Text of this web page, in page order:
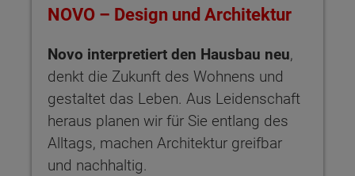
NOVO – Design und Architektur
Novo interpretiert den Hausbau neu,
denkt die Zukunft des Wohnens und
gestaltet das Leben. Aus Leidenschaft
heraus planen wir für Sie entlang des
Alltags, machen Architektur greifbar
und nachhaltig.